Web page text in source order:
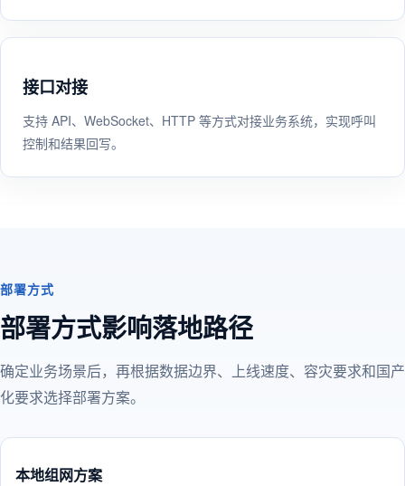
接口对接
支持 API、WebSocket、HTTP 等方式对接业务系统，实现呼叫
控制和结果回写。
部署方式
部署方式影响落地路径
确定业务场景后，再根据数据边界、上线速度、容灾要求和国产
化要求选择部署方案。
本地组网方案